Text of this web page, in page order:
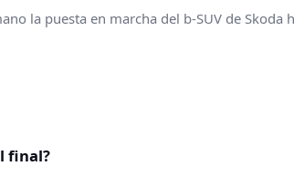
la puesta en marcha del b-SUV de Skoda
final?